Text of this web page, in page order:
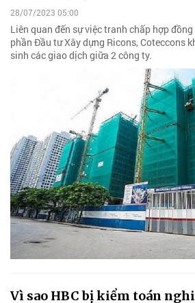
28/07/2023 05:00
Liên quan đến sự việc tranh chấp hợp
phần Đầu tư Xây dựng Ricons, Coteccons
sinh các giao dịch giữa 2 công ty.
Vì sao HBC bị kiểm toán